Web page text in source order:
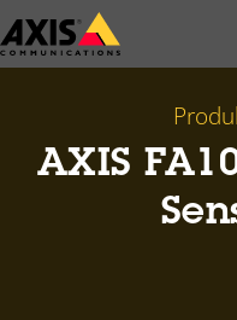
Zum
Hauptinhalt
AXIS